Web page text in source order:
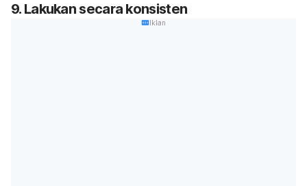
9. Lakukan secara konsisten
Iklan